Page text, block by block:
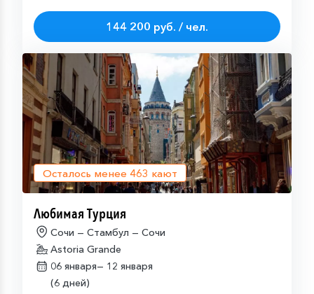
144 200 руб. / чел.
Осталось менее 463 кают
Любимая Турция
Сочи — Стамбул — Сочи
Astoria Grande
06 января— 12 января
(6 дней)